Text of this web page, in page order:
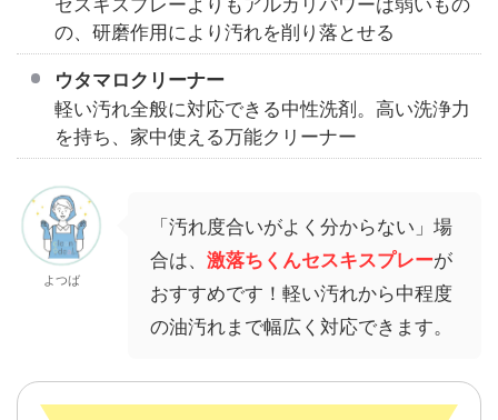
の、研磨作用により汚れを削り落とせる
ウタマロクリーナー
軽い汚れ全般に対応できる中性洗剤。高い洗浄力
を持ち、家中使える万能クリーナー
よつば
「汚れ度合いがよく分からない」場
合は、 激落ちくんセスキスプレーが
おすすめです！軽い汚れから中程度
の油汚れまで幅広く対応できます。